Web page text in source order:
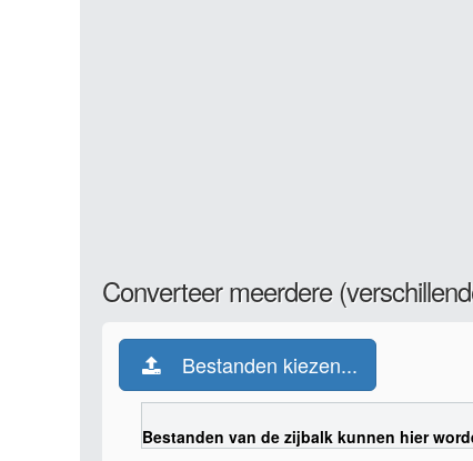
Converteer meerdere
Bestanden kiezen...
Bestanden van de zijbalk kunnen hier